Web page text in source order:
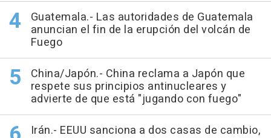
Guatemala.- Las autoridades de Guatemala
anuncian el fin de la erupción del volcán de
Fuego
China/Japón.- China reclama a Japón que
respete sus principios antinucleares y
advierte de que está "jugando con fuego"
Irán.- EEUU sanciona a dos casas de cambio,